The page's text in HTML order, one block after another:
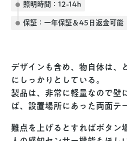
照明時間：12-14h
保証：一年保証＆45日返金可能
デザインも含め、物自体は、
にしっかりとしている。
製品は、非常に軽量なので壁
ば、設置場所にあった両面テ
難点を上げるとすればボタン